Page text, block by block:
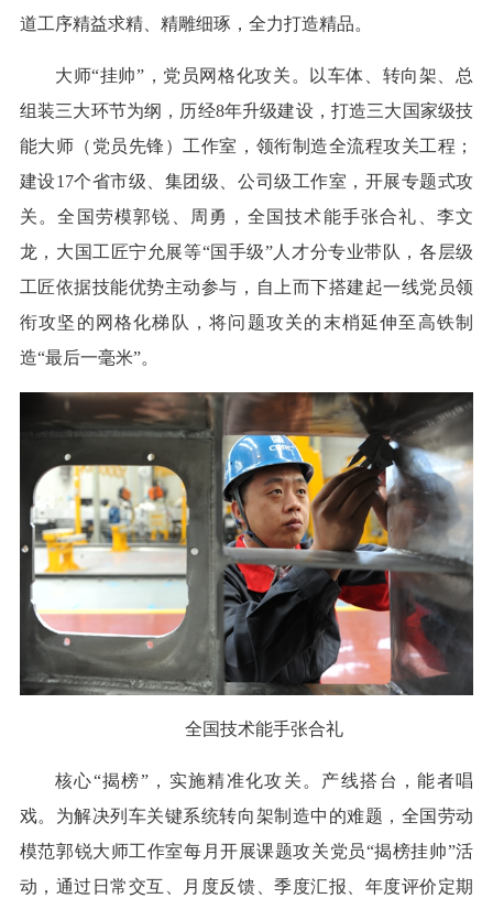
道工序精益求精、精雕细琢，全力打造精品。
大师“挂帅”，党员网格化攻关。以车体、转向架、总
组装三大环节为纲，历经8年升级建设，打造三大国家级技
能大师（党员先锋）工作室，领衔制造全流程攻关工程；
建设17个省市级、集团级、公司级工作室，开展专题式攻
关。全国劳模郭锐、周勇，全国技术能手张合礼、李文
龙，大国工匠宁允展等“国手级”人才分专业带队，各层级
工匠依据技能优势主动参与，自上而下搭建起一线党员领
衔攻坚的网格化梯队，将问题攻关的末梢延伸至高铁制
造“最后一毫米”。
全国技术能手张合礼
核心“揭榜”，实施精准化攻关。产线搭台，能者唱
戏。为解决列车关键系统转向架制造中的难题，全国劳动
模范郭锐大师工作室每月开展课题攻关党员“揭榜挂帅”活
动，通过日常交互、月度反馈、季度汇报、年度评价定期